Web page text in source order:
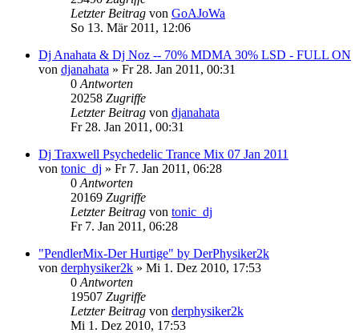
Letzter Beitrag von GoAJoWa
So 13. Mär 2011, 12:06
Dj Anahata & Dj Noz -- 70% MDMA 30% LSD - FULL ON
von djanahata » Fr 28. Jan 2011, 00:31
0 Antworten
20258 Zugriffe
Letzter Beitrag von djanahata
Fr 28. Jan 2011, 00:31
Dj Traxwell Psychedelic Trance Mix 07 Jan 2011
von tonic_dj » Fr 7. Jan 2011, 06:28
0 Antworten
20169 Zugriffe
Letzter Beitrag von tonic_dj
Fr 7. Jan 2011, 06:28
"PendlerMix-Der Hurtige" by DerPhysiker2k
von derphysiker2k » Mi 1. Dez 2010, 17:53
0 Antworten
19507 Zugriffe
Letzter Beitrag von derphysiker2k
Mi 1. Dez 2010, 17:53